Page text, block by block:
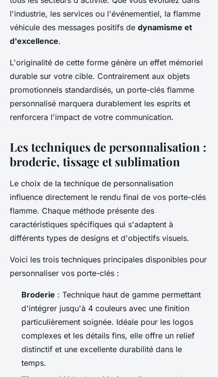
l'industrie, les services ou l'événementiel, la flamme
véhicule des messages positifs de dynamisme et
d'excellence.
L'originalité de cette forme génère un effet mémoriel
durable sur votre cible. Contrairement aux objets
promotionnels standardisés, un porte-clés flamme
personnalisé marquera durablement les esprits et
renforcera l'impact de votre communication.
Les techniques de personnalisation :
broderie, tissage et sublimation
Le choix de la technique de personnalisation
influence directement le rendu final de vos porte-clés
flamme. Chaque méthode présente des
caractéristiques spécifiques qui s'adaptent à
différents types de designs et d'objectifs visuels.
Voici les trois techniques principales disponibles pour
personnaliser vos porte-clés :
Broderie : Technique haut de gamme permettant
d'intégrer jusqu'à 4 couleurs avec une finition
particulièrement soignée. Idéale pour les logos
complexes et les détails fins, elle offre un relief
distinctif et une excellente durabilité dans le
temps.